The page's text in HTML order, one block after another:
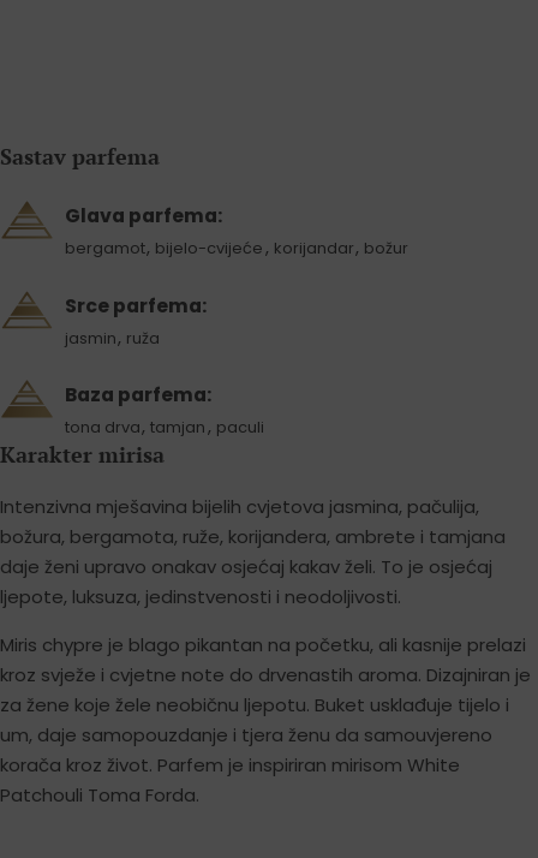
Sastav parfema
Glava parfema:
bergamot, bijelo-cvijeće , korijandar, božur
Srce parfema:
jasmin, ruža
Baza parfema:
tona drva, tamjan, paculi
Karakter mirisa
Intenzivna mješavina bijelih cvjetova jasmina, pačulija,
božura, bergamota, ruže, korijandera, ambrete i tamjana
daje ženi upravo onakav osjećaj kakav želi. To je osjećaj
ljepote, luksuza, jedinstvenosti i neodoljivosti.
Miris chypre je blago pikantan na početku, ali kasnije prelazi
kroz svježe i cvjetne note do drvenastih aroma. Dizajniran je
za žene koje žele neobičnu ljepotu. Buket usklađuje tijelo i
um, daje samopouzdanje i tjera ženu da samouvjereno
korača kroz život. Parfem je inspiriran mirisom White
Patchouli Toma Forda.